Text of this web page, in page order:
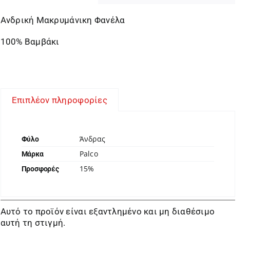
Ανδρική Μακρυμάνικη Φανέλα
100% Βαμβάκι
Επιπλέον πληροφορίες
Φύλο Άνδρας
Μάρκα Palco
Προσφορές 15%
Αυτό το προϊόν είναι εξαντλημένο και μη διαθέσιμο
αυτή τη στιγμή.